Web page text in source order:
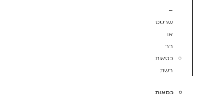
–
שרטט
או
בר
כסאות
רשת